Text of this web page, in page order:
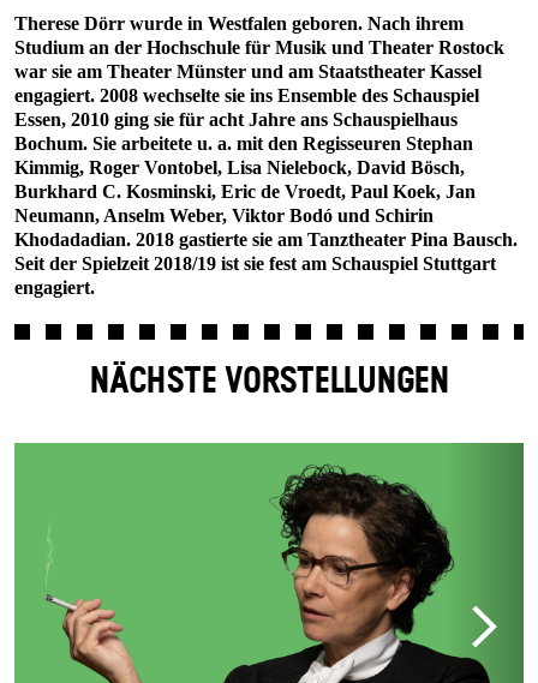
Therese Dörr wurde in Westfalen geboren. Nach ihrem
Studium an der Hochschule für Musik und Theater Rostock
war sie am Theater Münster und am Staatstheater Kassel
engagiert. 2008 wechselte sie ins Ensemble des Schauspiel
Essen, 2010 ging sie für acht Jahre ans Schauspielhaus
Bochum. Sie arbeitete u. a. mit den Regisseuren Stephan
Kimmig, Roger Vontobel, Lisa Nielebock, David Bösch,
Burkhard C. Kosminski, Eric de Vroedt, Paul Koek, Jan
Neumann, Anselm Weber, Viktor Bodó und Schirin
Khodadadian. 2018 gastierte sie am Tanztheater Pina Bausch.
Seit der Spielzeit 2018/19 ist sie fest am Schauspiel Stuttgart
engagiert.
NÄCHSTE VORSTELLUNGEN